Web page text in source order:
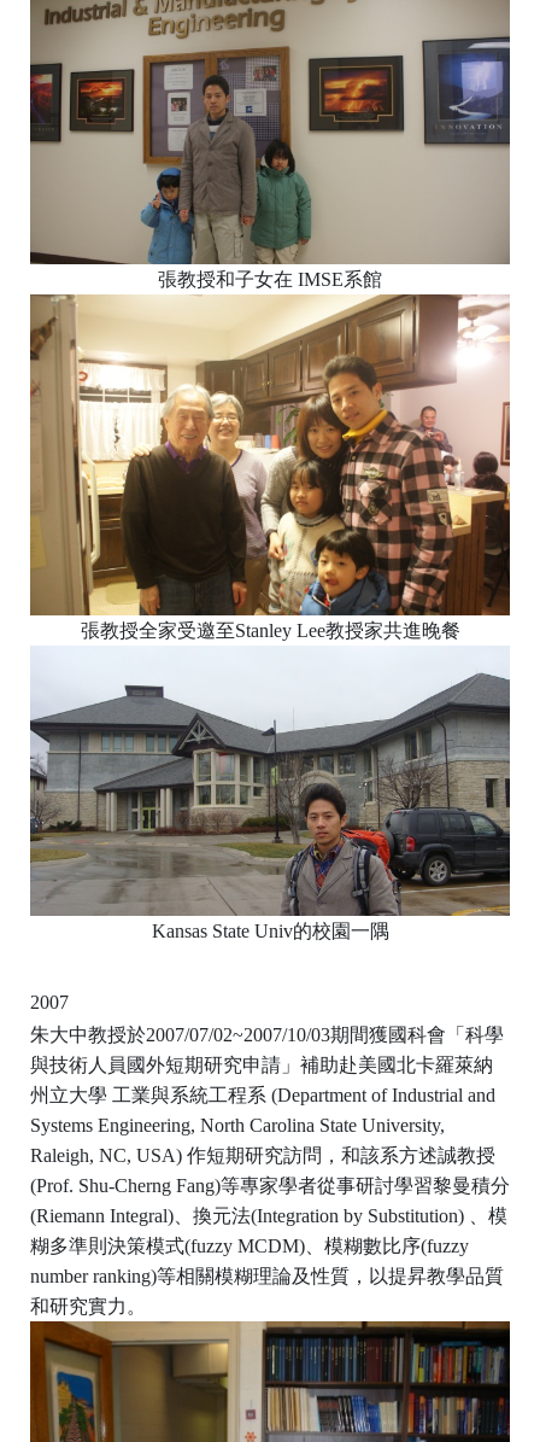
張教授和子女在 IMSE系館
張教授全家受邀至Stanley Lee教授家共進晚餐
Kansas State Univ的校園一隅
2007
朱大中教授於2007/07/02~2007/10/03期間獲國科會「科學
與技術人員國外短期研究申請」補助赴美國北卡羅萊納
州立大學 工業與系統工程系 (Department of Industrial and
Systems Engineering, North Carolina State University,
Raleigh, NC, USA) 作短期研究訪問，和該系方述誠教授
(Prof. Shu-Cherng Fang)等專家學者從事研討學習黎曼積分
(Riemann Integral)、換元法(Integration by Substitution) 、模
糊多準則決策模式(fuzzy MCDM)、模糊數比序(fuzzy
number ranking)等相關模糊理論及性質，以提昇教學品質
和研究實力。